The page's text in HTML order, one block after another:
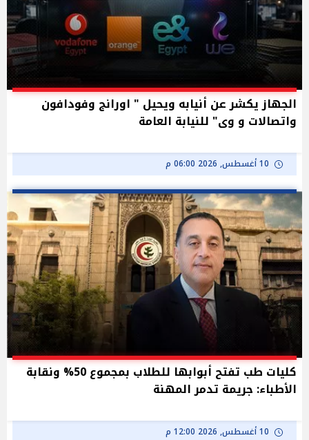
الجهاز يكشر عن أنيابه ويحيل " اورانج وفودافون
واتصالات و وى" للنيابة العامة
10 أغسطس, 2026 06:00 م
كليات طب تفتح أبوابها للطلاب بمجموع 50% ونقابة
الأطباء: جريمة تدمر المهنة
10 أغسطس, 2026 12:00 م